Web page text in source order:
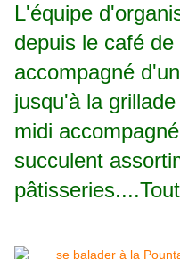
L'équipe
depuis le café
accompagné
jusqu'à la
midi
succulent